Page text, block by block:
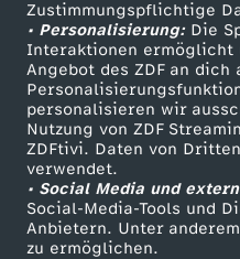
Zustimmungspflichtige
• Personalisierung:Die
Interaktionen ermöglicht
Angebot des ZDF an dich
personalisieren wir
Nutzung von ZDF
ZDFtivi. Daten von
verwendet.
• Social Media und
Social-Media-Tools und
Anbietern. Unter
zu ermöglichen.
Livestreams
Sendungen A-Z
TV-Programm
ZDF Unternehmen
Karriere